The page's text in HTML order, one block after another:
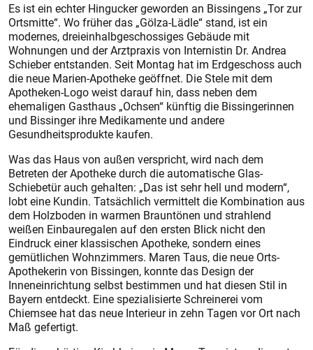
Es ist ein echter Hingucker geworden an Bissingens „Tor zur
Ortsmitte“. Wo früher das „Gölza-Lädle“ stand, ist ein
modernes, dreieinhalbgeschossiges Gebäude mit
Wohnungen und der Arztpraxis von Internistin Dr. Andrea
Schieber entstanden. Seit Montag hat im Erdgeschoss auch
die neue Marien-Apotheke geöffnet. Die Stele mit dem
Apotheken-Logo weist darauf hin, dass neben dem
ehemaligen Gasthaus „Ochsen“ künftig die Bissingerinnen
und Bissinger ihre Medikamente und andere
Gesundheitsprodukte kaufen.
Was das Haus von außen verspricht, wird nach dem
Betreten der Apotheke durch die automatische Glas-
Schiebetür auch gehalten: „Das ist sehr hell und modern“,
lobt eine Kundin. Tatsächlich vermittelt die Kombination aus
dem Holzboden in warmen Brauntönen und strahlend
weißen Einbauregalen auf den ers­ten Blick nicht den
Eindruck einer klassischen Apotheke, sondern eines
gemütlichen Wohnzimmers. Maren Taus, die neue Orts-
Apothekerin von Bissingen, konnte das Design der
Inneneinrichtung selbst bestimmen und hat diesen Stil in
Bayern entdeckt. Eine spezialisierte Schreinerei vom
Chiemsee hat das neue Interieur in zehn Tagen vor Ort nach
Maß gefertigt.